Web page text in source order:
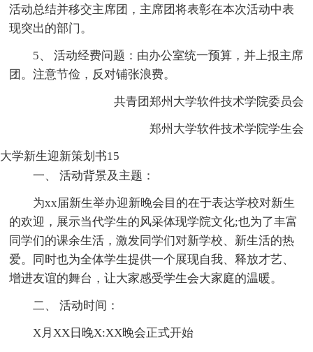
活动总结并移交主席团，主席团将表彰在本次活动中表
现突出的部门。
5、 活动经费问题：由办公室统一预算，并上报主席
团。注意节俭，反对铺张浪费。
共青团郑州大学软件技术学院委员会
郑州大学软件技术学院学生会
大学新生迎新策划书15
一、 活动背景及主题：
为xx届新生举办迎新晚会目的在于表达学校对新生
的欢迎，展示当代学生的风采体现学院文化;也为了丰富
同学们的课余生活，激发同学们对新学校、新生活的热
爱。同时也为全体学生提供一个展现自我、释放才艺、
增进友谊的舞台，让大家感受学生会大家庭的温暖。
二、 活动时间：
X月XX日晚X:XX晚会正式开始